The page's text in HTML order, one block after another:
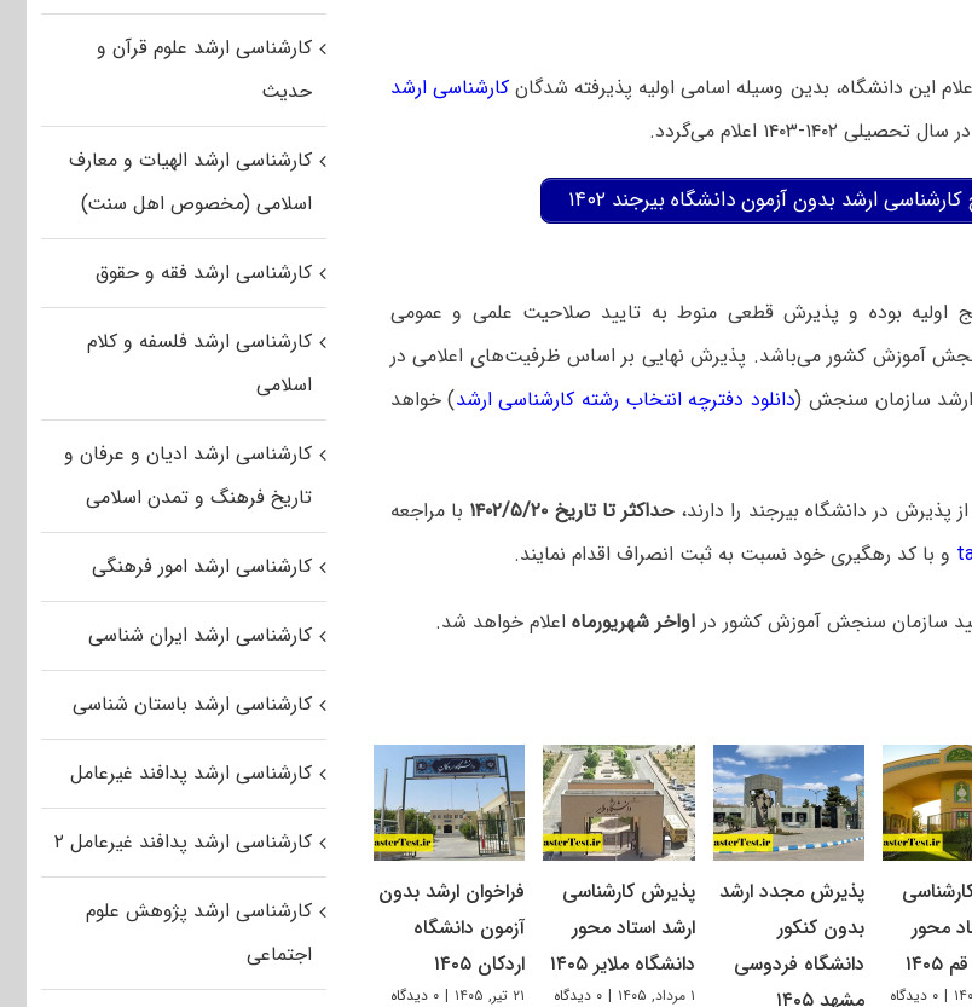
اعلام این دانشگاه، بدین وسیله اسامی اولیه پذیرفته شدگانکارشناسی ارشد
در سال تحصیلی ۱۴۰۲-۱۴۰۳ اعلام می‌گردد.
کارشناسی ارشد بدون آزمون دانشگاه بیرجند ۱۴۰۲
اولیه بوده و پذیرش قطعی منوط به تایید صلاحیت علمی و عمومی
آموزش کشور می‌باشد. پذیرش نهایی بر اساس ظرفیت‌های اعلامی در
دانلود دفترچه انتخاب رشته کارشناسی ارشد) خواهد
پذیرش در دانشگاه بیرجند را دارند،حداکثر تا تاریخ ۱۴۰۲/۵/۲۰
با مراجعه
و با کد رهگیری خود نسبت به ثبت انصراف اقدام نمایند.
سازمان سنجش آموزش کشور در اواخر شهریورماهاعلام خواهد شد.
محور
| ۰ دیدگاه
پذیرش مجدد ارشد
بدون کنکور
دانشگاه فردوسی
مشهد ۱۴۰۵
پذیرش کارشناسی
ارشد استاد محور
دانشگاه ملایر ۱۴۰۵
۱ مرداد, ۱۴۰۵ | ۰ دیدگاه
فراخوان ارشد بدون
آزمون دانشگاه
اردکان ۱۴۰۵
۲۱ تیر, ۱۴۰۵ | ۰ دیدگاه
کارشناسی ارشد علوم قرآن و
حدیث
کارشناسی ارشد الهیات و معارف
اسلامی (مخصوص اهل سنت)
کارشناسی ارشد فقه و حقوق
کارشناسی ارشد فلسفه و کلام
اسلامی
کارشناسی ارشد ادیان و عرفان و
تاریخ فرهنگ و تمدن اسلامی
کارشناسی ارشد امور فرهنگی
کارشناسی ارشد ایران شناسی
کارشناسی ارشد باستان شناسی
کارشناسی ارشد پدافند غیرعامل
کارشناسی ارشد پدافند غیرعامل ۲
کارشناسی ارشد پژوهش علوم
اجتماعی